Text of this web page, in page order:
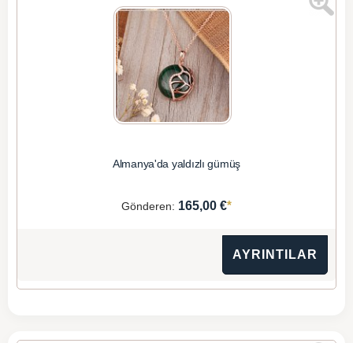
Almanya'da yaldızlı gümüş
Gönderen: 165,00 €*
AYRINTILAR